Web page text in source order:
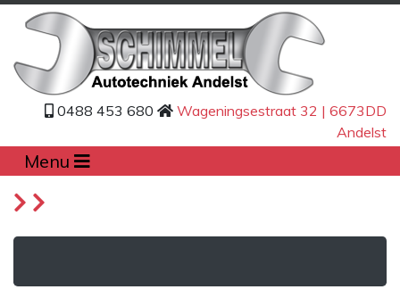
0488 453 680
Wageningsestraat 32 | 6673DD
Andelst
Menu